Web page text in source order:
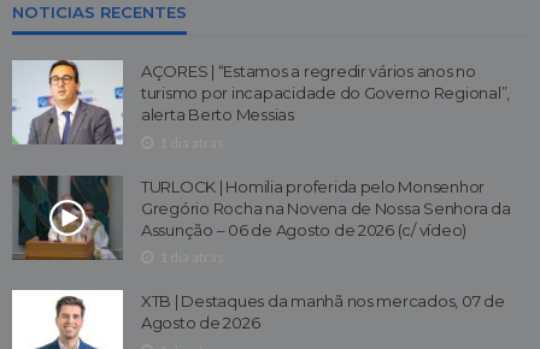
NOTICIAS RECENTES
AÇORES | “Estamos a regredir vários anos no
turismo por incapacidade do Governo Regional”,
alerta Berto Messias
TURLOCK | Homilia proferida pelo Monsenhor
Gregório Rocha na Novena de Nossa Senhora da
Assunção – 06 de Agosto de 2026 (c/ vídeo)
XTB | Destaques da manhã nos mercados, 07 de
Agosto de 2026